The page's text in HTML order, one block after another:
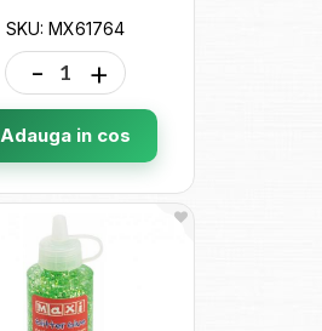
SKU: MX61764
- +
Adauga in cos